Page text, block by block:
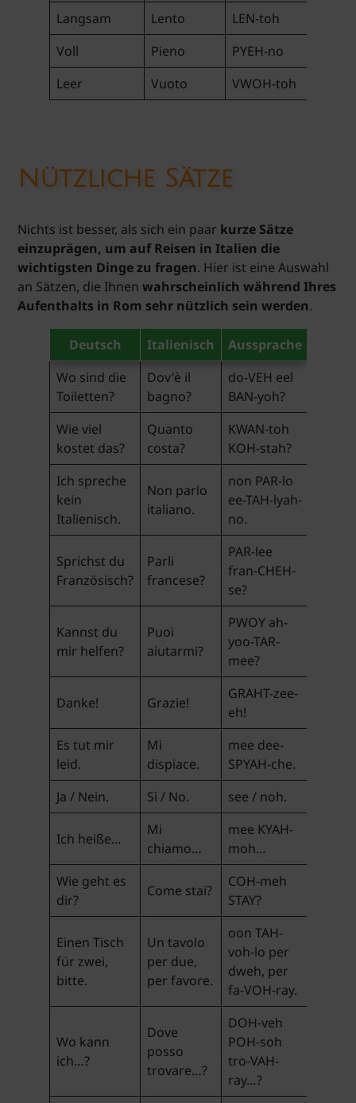
Langsam
Lento
LEN-toh
Voll
Pieno
PYEH-no
Leer
Vuoto VWOH-toh
Nützliche Sätze
Nichts ist besser, als sich ein paar kurze Sätze
einzuprägen, um auf Reisen in Italien die
wichtigsten Dinge zu fragen. Hier ist eine Auswahl
an Sätzen, die Ihnenwahrscheinlich während Ihres
Aufenthalts in Rom sehr nützlich sein werden.
Deutsch Italienisch
Aussprache
Wo sind die
Toiletten?
Dov'è il
bagno?
do-VEH eel
BAN-yoh?
Wie viel
kostet das?
Quanto
costa?
KWAN-toh
KOH-stah?
Ich spreche
kein
Italienisch.
Non parlo
italiano.
non PAR-lo
ee-TAH-lyah-
no.
Sprichst du
Französisch?
Parli
francese?
PAR-lee
fran-CHEH-
se?
Kannst du
mir helfen?
Puoi
aiutarmi?
PWOY ah-
yoo-TAR-
mee?
Danke! Grazie!
GRAHT-zee-
eh!
Es tut mir
leid.
Mi
dispiace.
mee dee-
SPYAH-che.
Ja / Nein.
Sì / No. see / noh.
Ich heiße…
Mi
chiamo…
mee KYAH-
moh…
Wie geht es
dir?
Come stai?
COH-meh
STAY?
Einen Tisch
für zwei,
bitte.
Un tavolo
per due,
per favore.
oon TAH-
voh-lo per
dweh, per
fa-VOH-ray.
Wo kann
ich…?
Dove
posso
trovare…?
DOH-veh
POH-soh
tro-VAH-
ray…?